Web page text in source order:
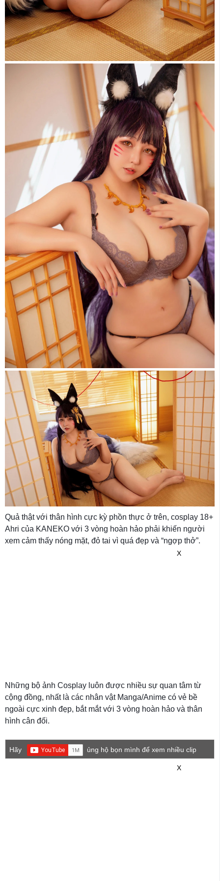
Quả thật với thân hình cực kỳ phồn thực ở trên, cosplay 18+
Ahri của KANEKO với 3 vòng hoàn hảo phải khiến người
xem cảm thấy nóng mặt, đỏ tai vì quá đẹp và “ngợp thở”.
X
Những bộ ảnh Cosplay luôn được nhiều sự quan tâm từ
cộng đồng, nhất là các nhân vật Manga/Anime có vẻ bề
ngoài cực xinh đẹp, bắt mắt với 3 vòng hoàn hảo và thân
hình cân đối.
Hãy
ủng hộ bọn mình để xem nhiều clip
X